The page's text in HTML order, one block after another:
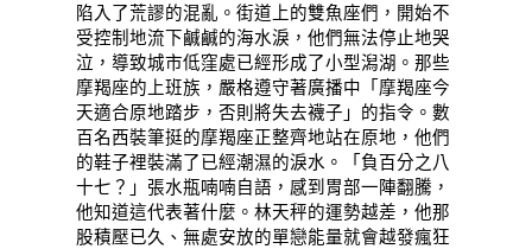
陷入了荒謬的混亂。街道上的雙魚座們，開始不
受控制地流下鹹鹹的海水淚，他們無法停止地哭
泣，導致城市低窪處已經形成了小型潟湖。那些
摩羯座的上班族，嚴格遵守著廣播中「摩羯座今
天適合原地踏步，否則將失去襪子」的指令。數
百名西裝筆挺的摩羯座正整齊地站在原地，他們
的鞋子裡裝滿了已經潮濕的淚水。「負百分之八
十七？」張水瓶喃喃自語，感到胃部一陣翻騰，
他知道這代表著什麼。林天秤的運勢越差，他那
股積壓已久、無處安放的單戀能量就會越發瘋狂